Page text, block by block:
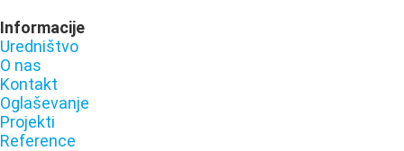
Informacije
Uredništvo
O nas
Kontakt
Oglaševanje
Projekti
Reference